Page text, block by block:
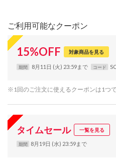
ご利用可能なクーポン
15%OFF 対象商品を見る
期間 8月11日 (火) 23:59まで コード
※1回のご注文に使えるクーポンは1つ
タイムセール 一覧を見る
期間 8月19日 (水) 23:59まで